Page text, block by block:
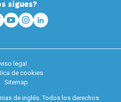
sigues?
legal
de cookies
Sitemap
de inglés. Todos los derechos